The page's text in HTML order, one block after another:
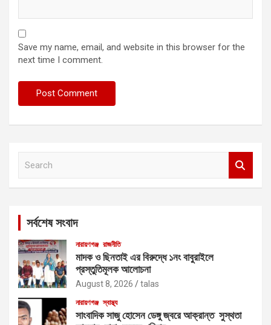
Save my name, email, and website in this browser for the
next time I comment.
সর্বশেষ সংবাদ
নারায়ণগঞ্জ রাজনীতি
মাদক ও ছিনতাই এর বিরুদ্ধে ১নং বাবুরাইলে
প্রস্তুতিমূলক আলোচনা
August 8, 2026 talas
নারায়ণগঞ্জ স্বাস্থ্য
সাংবাদিক সাজু হোসেন ডেঙ্গু জ্বরে আক্রান্ত সুস্থতা